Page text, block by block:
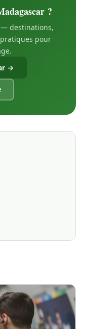
?
— destinations,
pour
→